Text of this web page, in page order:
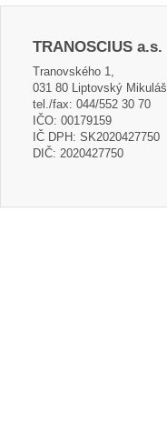
TRANOSCIUS a.s.
Tranovského 1,
031 80 Liptovský Mikuláš
tel./fax: 044/552 30 70
IČO: 00179159
IČ DPH: SK2020427750
DIČ: 2020427750